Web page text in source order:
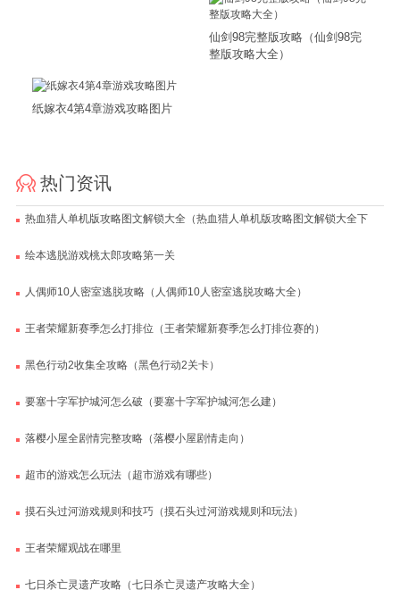
仙剑98完整版攻略（仙剑98完
整版攻略大全）
纸嫁衣4第4章游戏攻略图片
热门资讯
热血猎人单机版攻略图文解锁大全（热血猎人单机版攻略图文解锁大全下
绘本逃脱游戏桃太郎攻略第一关
人偶师10人密室逃脱攻略（人偶师10人密室逃脱攻略大全）
王者荣耀新赛季怎么打排位（王者荣耀新赛季怎么打排位赛的）
黑色行动2收集全攻略（黑色行动2关卡）
要塞十字军护城河怎么破（要塞十字军护城河怎么建）
落樱小屋全剧情完整攻略（落樱小屋剧情走向）
超市的游戏怎么玩法（超市游戏有哪些）
摸石头过河游戏规则和技巧（摸石头过河游戏规则和玩法）
王者荣耀观战在哪里
七日杀亡灵遗产攻略（七日杀亡灵遗产攻略大全）